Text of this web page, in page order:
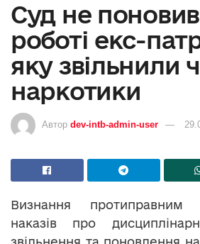
Суд не
роботі екс-
яку звільнили
наркотики
Автор dev-intb-admin-user
Визнання протиправним
наказів про